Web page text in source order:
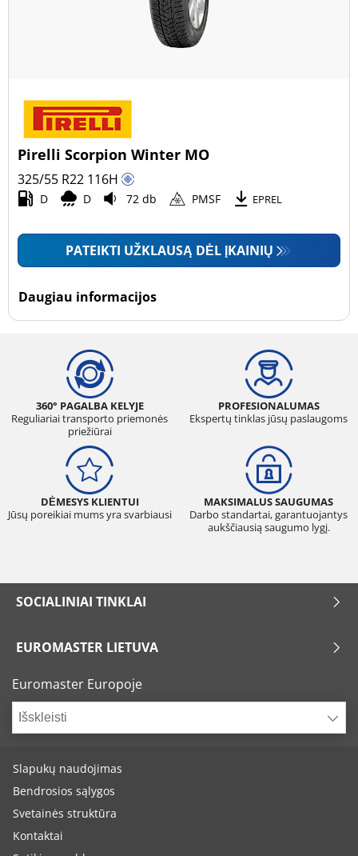
Pirelli Scorpion Winter MO
325/55 R22 116H
D D 72 db PMSF EPREL
PATEIKTI UŽKLAUSĄ DĖL ĮKAINIŲ
Daugiau informacijos
360° PAGALBA KELYJE
Reguliariai transporto priemonės
priežiūrai
PROFESIONALUMAS
Ekspertų tinklas jūsų paslaugoms
DĖMESYS KLIENTUI
Jūsų poreikiai mums yra svarbiausi
MAKSIMALUS SAUGUMAS
Darbo standartai, garantuojantys
aukščiausią saugumo lygį.
SOCIALINIAI TINKLAI
EUROMASTER LIETUVA
Euromaster Europoje
Išskleisti
Slapukų naudojimas
Bendrosios sąlygos
Svetainės struktūra
Kontaktai